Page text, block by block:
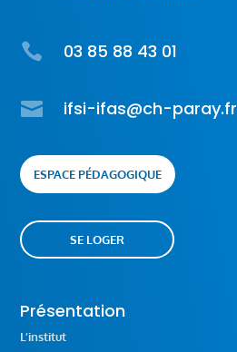
 03 85 88 43 01
 ifsi-ifas@ch-paray.fr
ESPACE PÉDAGOGIQUE
SE LOGER
Présentation
L’institut